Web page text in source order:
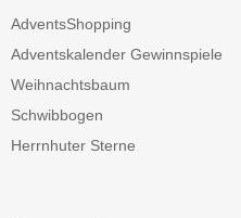
AdventsShopping
Adventskalender Gewinnspiele
Weihnachtsbaum
Schwibbogen
Herrnhuter Sterne